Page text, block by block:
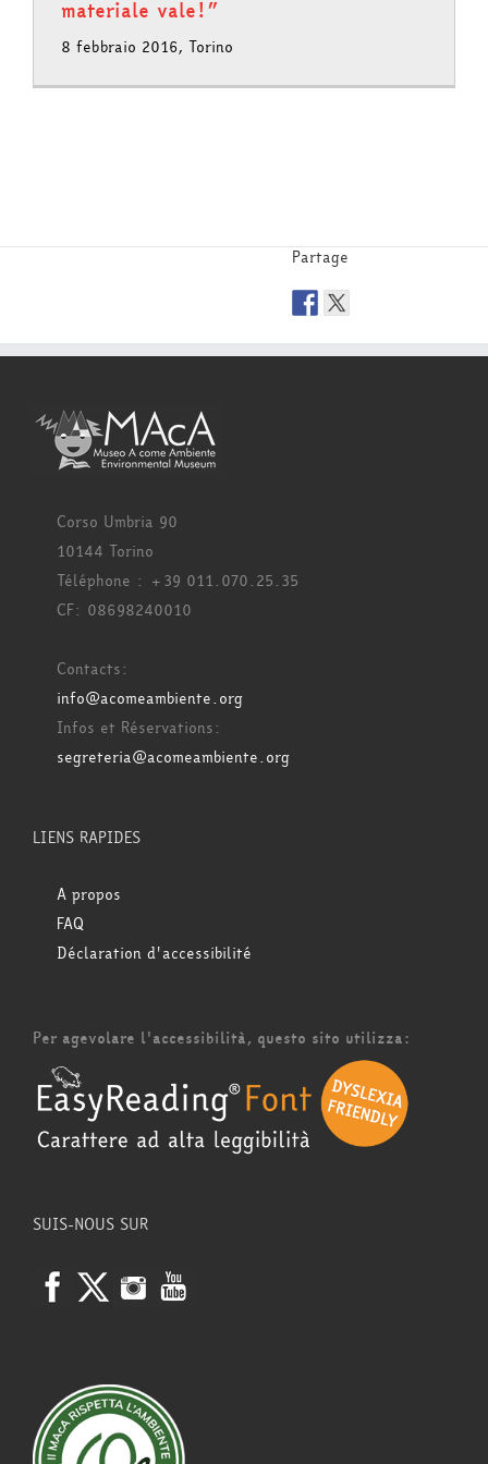
materiale vale!”
8 febbraio 2016, Torino
Partage
Corso Umbria 90
10144 Torino
Téléphone : +39 011.070.25.35
CF: 08698240010
Contacts:
info@acomeambiente.org
Infos et Réservations:
segreteria@acomeambiente.org
LIENS RAPIDES
A propos
FAQ
Déclaration d'accessibilité
Per agevolare l'accessibilità, questo sito utilizza:
SUIS-NOUS SUR